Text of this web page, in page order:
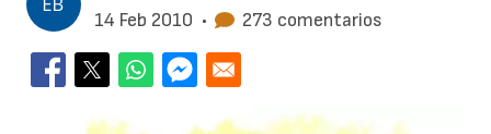
14 Feb 2010 • 273 comentarios